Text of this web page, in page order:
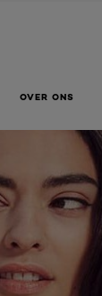
OVER ONS